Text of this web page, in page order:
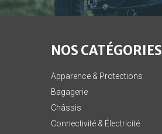
NOS CATÉGORIES
Apparence & Protections
Bagagerie
Châssis
Connectivité & Électricité